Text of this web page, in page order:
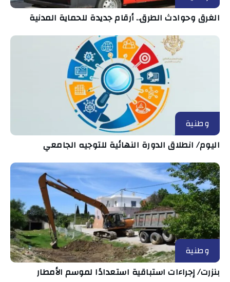
الغرق وحوادث الطرق.. أرقام جديدة للحماية المدنية
وطنية
اليوم/ انطلاق الدورة النهائية للتوجيه الجامعي
وطنية
بنزرت/ إجراءات استباقية استعدادًا لموسم الأمطار